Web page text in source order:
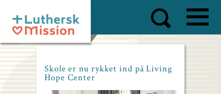
main
content
Skole er nu rykket ind på Living
Hope Center